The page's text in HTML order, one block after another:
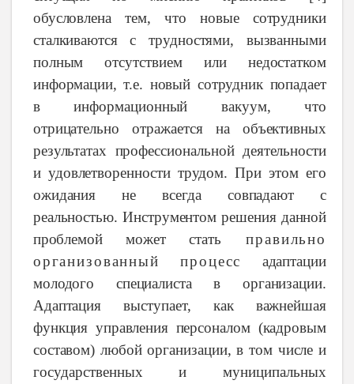
обусловлена тем,что новые
сотрудники
сталкиваются с трудностями,
вызванными
полным
отсутствием или
недостатком
информации, т.е. новый сотрудник попадает
винформационный вакуум, что
отрицательно
отражаетсяна объективных
результатах профессиональной деятельности
и удовлетворенности трудом. При этом его
ожидания не всегда совпадают с
реальностью. Инструментом решения данной
проблемой
может стать правильно
организованный процесс адаптации
молодого специалиста в организации.
Адаптация
выступает, как важнейшая
функция управления персоналом (кадровым
составом) любой организации, втом числе и
государственных и муниципальных